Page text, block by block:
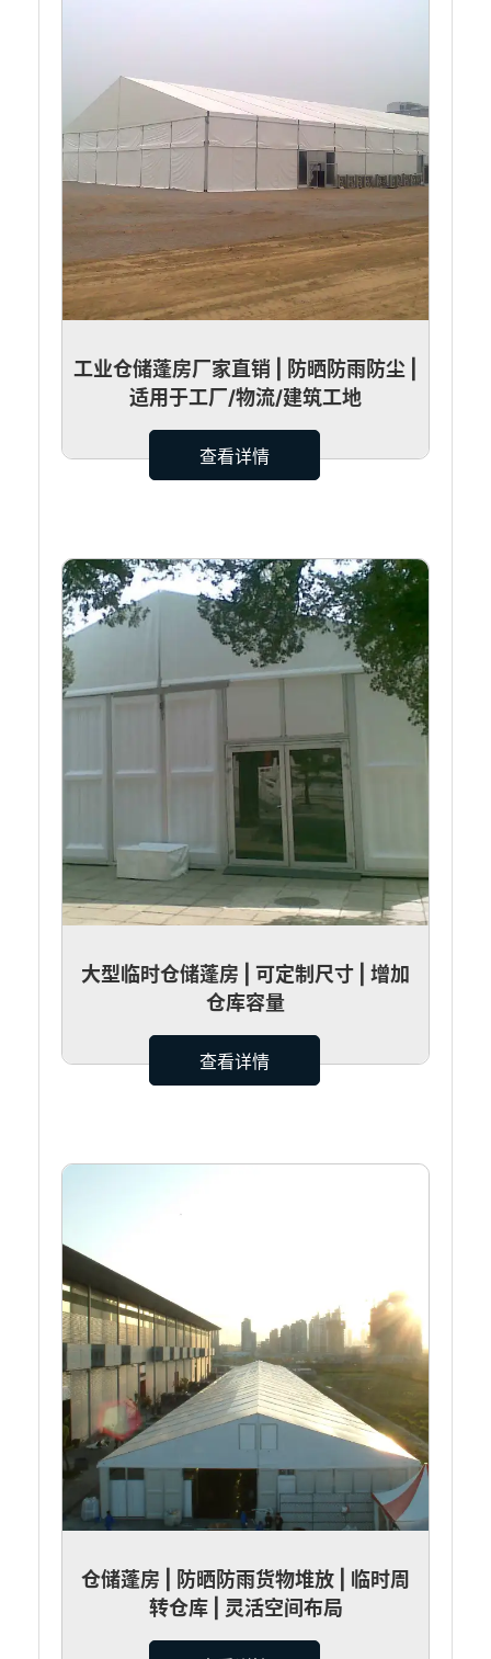
工业仓储蓬房厂家直销 | 防晒防雨防尘 |
适用于工厂/物流/建筑工地
查看详情
大型临时仓储蓬房 | 可定制尺寸 | 增加
仓库容量
查看详情
仓储蓬房 | 防晒防雨货物堆放 | 临时周
转仓库 | 灵活空间布局